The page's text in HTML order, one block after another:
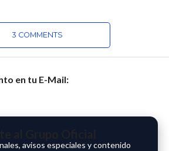
3 COMMENTS
en tu E-Mail:
avisos especiales y contenido